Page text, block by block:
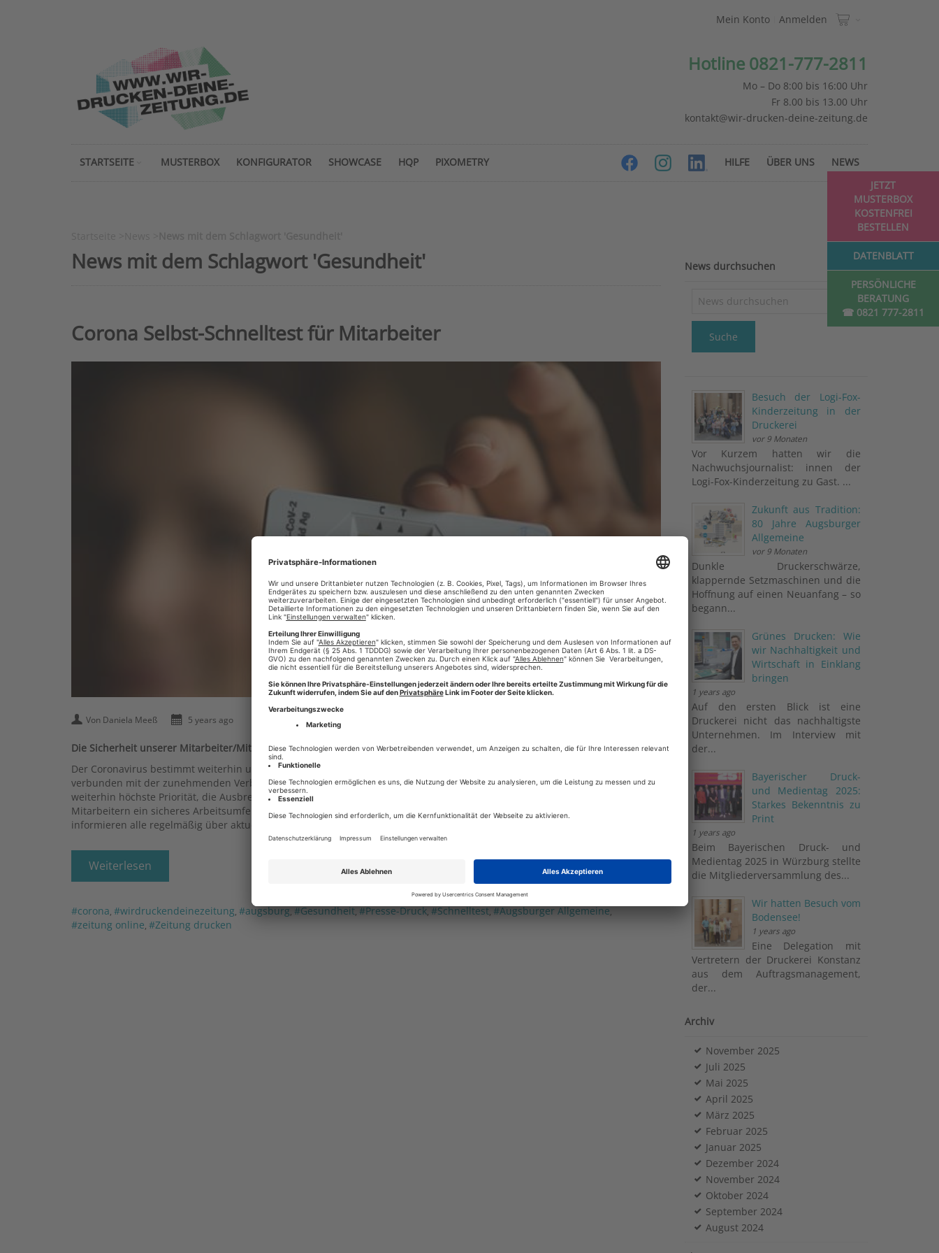
PERSÖNLICHE
BERATUNG
☎ 0821 777-2811
JETZT
MUSTERBOX
KOSTENFREI
BESTELLEN
DATENBLATT
Mein Konto Anmelden
Hotline 0821-777-2811
Mo – Do 8:00 bis 16:00 Uhr
Fr 8.00 bis 13.00 Uhr
kontakt@wir-drucken-deine-zeitung.de
STARTSEITE NEWS
MUSTERBOX ÜBER UNS
KONFIGURATOR HILFE
SHOWCASE HQP PIXOMETRY
News mit dem Schlagwort 'Gesundheit'
Corona Selbst-Schnelltest für Mitarbeiter
Von Daniela Meeß 5 years ago
Die Sicherheit unserer Mitarbeiter/Mitarbeiterinnen liegt uns am Herzen.
Der Coronavirus bestimmt weiterhin unser Leben. Gerade vor dem Hintergrund der weiterhin hohen Infektionszahlen
verbunden mit der zunehmenden Verbreitung mutmaßlich ansteckenderer und agressiverer Virus-Varianten hat es
weiterhin höchste Priorität, die Ausbreitung des Corona-Virus einzudämmen und unseren Mitarbeiterinnen und
Mitarbeitern ein sicheres Arbeitsumfeld zu bieten. Dafür arbeiten wir eng mit den Behörden und Instituten zusammen und
informieren alle regelmäßig über aktuelle Entwicklungen und Regelungen.
Weiterlesen
#corona #wirdruckendeinezeitung #augsburg #Gesundheit #Presse-Druck #Schnelltest #Augsburger Allgemeine
#zeitung online #Zeitung drucken
News durchsuchen
Suche
Besuch der Logi-Fox-
Kinderzeitung in der
Druckerei
vor 9 Monaten
Vor Kurzem hatten wir die
Nachwuchsjournalist: innen der
Logi-Fox-Kinderzeitung zu Gast. ...
Zukunft aus Tradition:
80 Jahre Augsburger
Allgemeine
vor 9 Monaten
Dunkle Druckerschwärze,
klappernde Setzmaschinen und die
Hoffnung auf einen Neuanfang – so
begann...
Grünes Drucken: Wie
wir Nachhaltigkeit und
Wirtschaft in Einklang
bringen
1 years ago
Auf den ersten Blick ist eine
Druckerei nicht das nachhaltigste
Unternehmen. Im Interview mit
der...
Bayerischer Druck-
und Medientag 2025:
Starkes Bekenntnis zu
Print
1 years ago
Beim Bayerischen Druck- und
Medientag 2025 in Würzburg stellte
die Mitgliederversammlung des...
Wir hatten Besuch vom
Bodensee!
1 years ago
Eine Delegation mit
Vertretern der Druckerei Konstanz
aus dem Auftragsmanagement,
der...
Archiv
November 2025
Juli 2025
Mai 2025
April 2025
März 2025
Februar 2025
Januar 2025
Dezember 2024
November 2024
Oktober 2024
September 2024
August 2024